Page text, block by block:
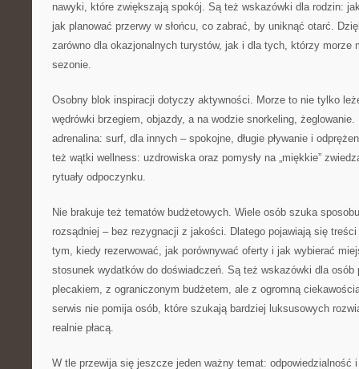
nawyki, które zwiększają spokój. Są też wskazówki dla rodzin:
jak planować przerwy w słońcu, co zabrać, by uniknąć otarć.
zarówno dla okazjonalnych turystów, jak i dla tych, którzy morze
sezonie.
Osobny blok inspiracji dotyczy aktywności. Morze to nie tylko
wędrówki brzegiem, objazdy, a na wodzie snorkeling,
adrenalina: surf, dla innych – spokojne, długie pływanie i
też wątki wellness: uzdrowiska oraz pomysły na „miękkie”
rytuały odpoczynku.
Nie brakuje też tematów budżetowych. Wiele osób szuka
rozsądniej – bez rezygnacji z jakości. Dlatego pojawiają się
tym, kiedy rezerwować, jak porównywać oferty i jak wybierać
stosunek wydatków do doświadczeń. Są też wskazówki dla osób
plecakiem, z ograniczonym budżetem, ale z ogromną
serwis nie pomija osób, które szukają bardziej luksusowych
realnie płacą.
W tle przewija się jeszcze jeden ważny temat: odpowiedzialność